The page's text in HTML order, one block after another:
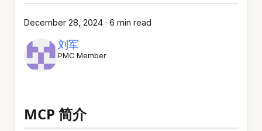
December 28, 2024 · 6 min read
刘军
PMC Member
MCP 简介